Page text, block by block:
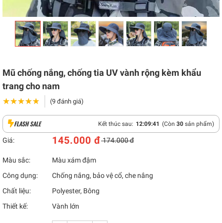
Mũ chống nắng, chống tia UV vành rộng kèm khẩu
trang cho nam
★★★★★
★★★★★ (9 đánh giá)
FLASH SALE Kết thúc sau: 12:09:40 (Còn 30 sản phẩm)
Giá: 145.000 đ174.000 đ
Màu sắc:
Màu xám đậm
Công dụng:
Chống nắng, bảo vệ cổ, che nắng
Chất liệu:
Polyester, Bông
Thiết kế:
Vành lớn